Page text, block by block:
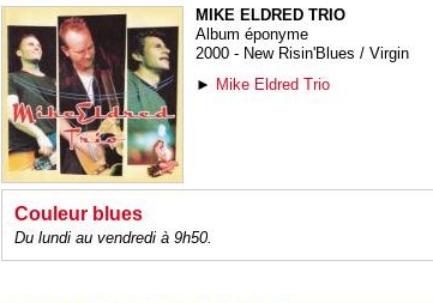
MIKE ELDRED TRIO
Album éponyme
2000 - New Risin'Blues / Virgin
► Mike Eldred Trio
Couleur blues
Du lundi au vendredi à 9h50.